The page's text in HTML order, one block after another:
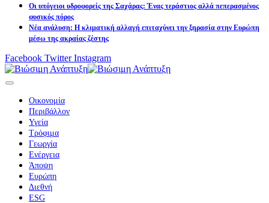
Οι υπόγειοι υδροφορείς της Σαχάρας: Ένας τεράστιος αλλά πεπερασμένος
φυσικός πόρος
Νέα ανάλυση: Η κλιματική αλλαγή επιταχύνει την ξηρασία στην Ευρώπη
μέσω της ακραίας ζέστης
Facebook Twitter Instagram
Οικονομία
Περιβάλλον
Υγεία
Τρόφιμα
Γεωργία
Ενέργεια
Άποψη
Ευρώπη
Διεθνή
ESG